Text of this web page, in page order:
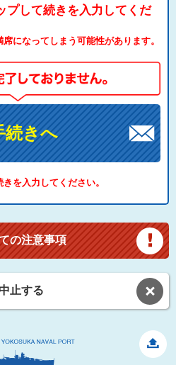
プして続きを入力してくだ
になってしまう可能性があります。
続きへ
を入力してください。
の注意事項
止する